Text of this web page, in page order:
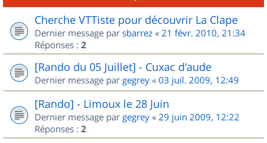
Cherche VTTiste pour découvrir La Clape
Dernier message par sbarrez « 21 févr. 2010, 21:34
Réponses : 2
[Rando du 05 Juillet] - Cuxac d'aude
Dernier message par gegrey « 03 juil. 2009, 12:49
[Rando] - Limoux le 28 Juin
Dernier message par gegrey « 29 juin 2009, 12:22
Réponses : 2